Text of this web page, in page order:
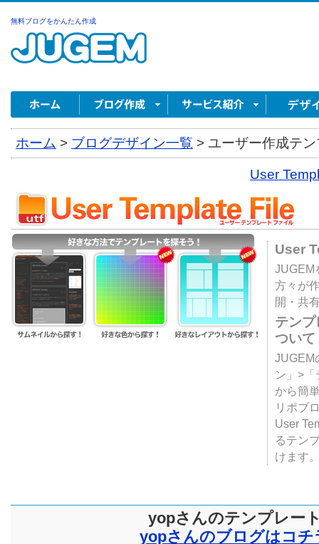
無料ブログをかんたん作成
ホーム > ブログデザイン一覧 > ユーザー作成テ
User
User
JUGEM
方々が
開・共
テン
ついて
JUGEM
ン」>
から簡
リポブ
User
るテン
けます
yopさんのテンプレー
yopさんのブログはコチ